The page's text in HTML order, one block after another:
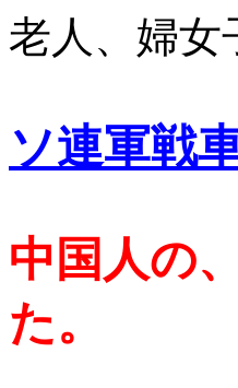
老人、婦女
ソ連軍戦
中国人の
た。